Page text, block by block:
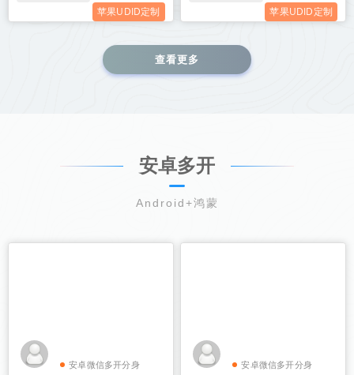
苹果UDID定制 苹果UDID定制
查看更多
安卓多开
Android+鸿蒙
安卓微信多开分身 安卓微信多开分身